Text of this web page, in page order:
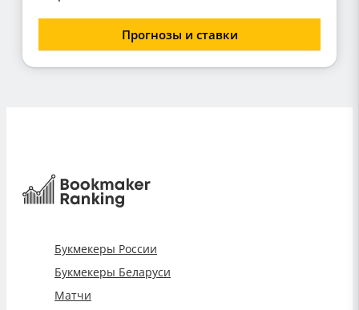
Прогнозы и ставки
Букмекеры России
Букмекеры Беларуси
Матчи